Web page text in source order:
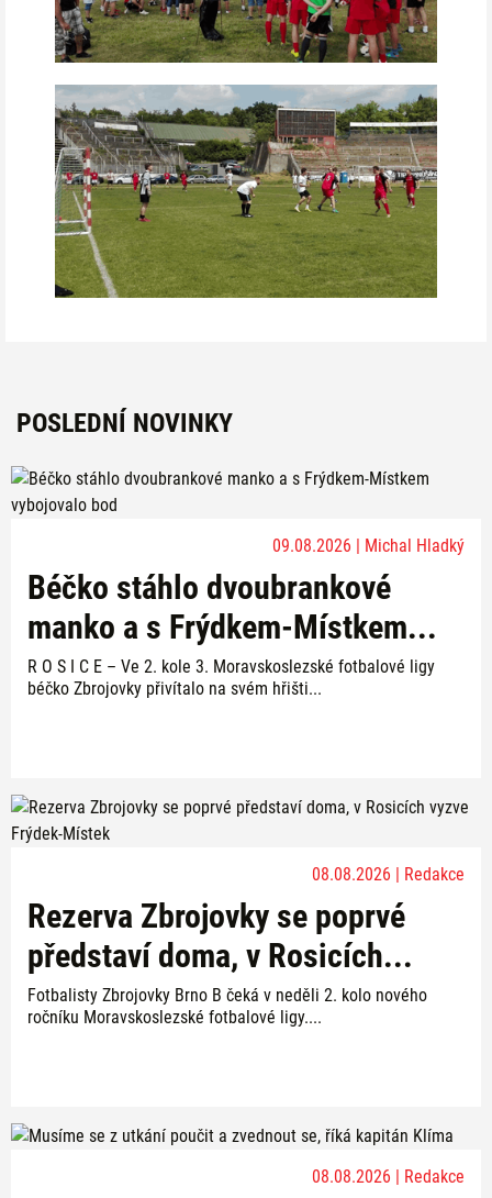
POSLEDNÍ NOVINKY
09.08.2026 | Michal Hladký
Béčko stáhlo dvoubrankové
manko a s Frýdkem-Místkem...
R O S I C E – Ve 2. kole 3. Moravskoslezské fotbalové ligy
béčko Zbrojovky přivítalo na svém hřišti...
08.08.2026 | Redakce
Rezerva Zbrojovky se poprvé
představí doma, v Rosicích...
Fotbalisty Zbrojovky Brno B čeká v neděli 2. kolo nového
ročníku Moravskoslezské fotbalové ligy....
08.08.2026 | Redakce